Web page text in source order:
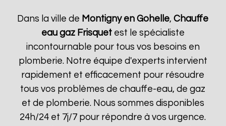
Dans la ville de Montigny en Gohelle,Chauffe
eau gaz Frisquetest le spécialiste
incontournable pour tous vos besoins en
plomberie. Notre équipe d'experts intervient
rapidement et efficacement pour résoudre
tous vos problèmes de chauffe-eau, de gaz
et de plomberie. Nous sommes disponibles
24h/24 et 7j/7 pour répondre à vos urgence.